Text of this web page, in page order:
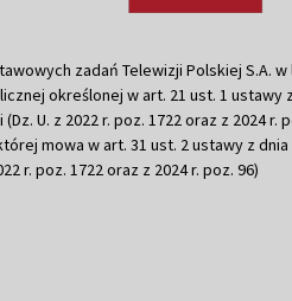
zadań Telewizji Polskiej S.A.
określonej w art. 21 ust. 1 ustawy
U. z 2022 r. poz. 1722 oraz z 2024 r.
mowa w art. 31 ust. 2 ustawy z dnia
r. poz. 1722 oraz z 2024 r. poz. 96)